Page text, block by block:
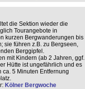
die Sektion wieder die
Tourangebote in
kurzen Bergwanderungen bis
sie führen z.B. zu Bergseen,
Berggipfel.
mit Kindern (ab 2 Jahren, ggf.
Hütte ist ungefährlich und es
5 Minuten Entfernung
Kölner Bergwoche